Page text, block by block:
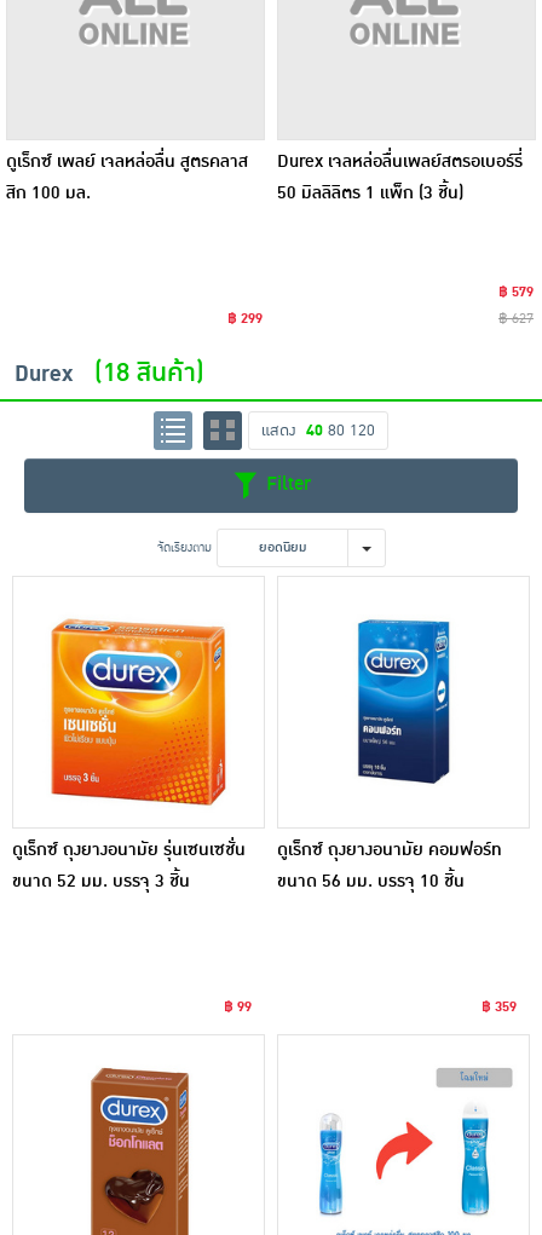
ดูเร็กซ์ เพลย์ เจลหล่อลื่น สูตรคลาส
สิก 100 มล.
฿ 299
Durex เจลหล่อลื่นเพลย์สตรอเบอร์รี่
50 มิลลิลิตร 1 แพ็ก (3 ชิ้น)
฿ 579
฿ 627
Durex (18 สินค้า)
แสดง 40 80 120
Filter
จัดเรียงตาม ยอดนิยม
ดูเร็กซ์ ถุงยางอนามัย รุ่นเซนเซชั่น
ขนาด 52 มม. บรรจุ 3 ชิ้น
฿ 99
ดูเร็กซ์ ถุงยางอนามัย คอมฟอร์ท
ขนาด 56 มม. บรรจุ 10 ชิ้น
฿ 359